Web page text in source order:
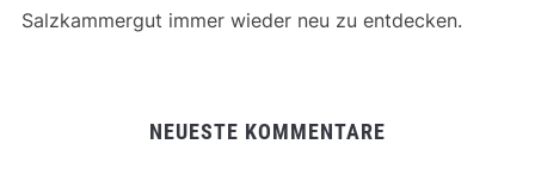
Salzkammergut immer wieder neu zu entdecken.
NEUESTE KOMMENTARE